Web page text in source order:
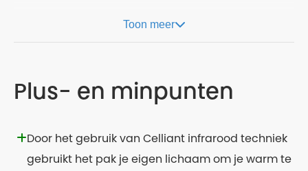
Toon meer
Plus- en minpunten
Door het gebruik van Celliant infrarood techniek
gebruikt het pak je eigen lichaam om je warm te